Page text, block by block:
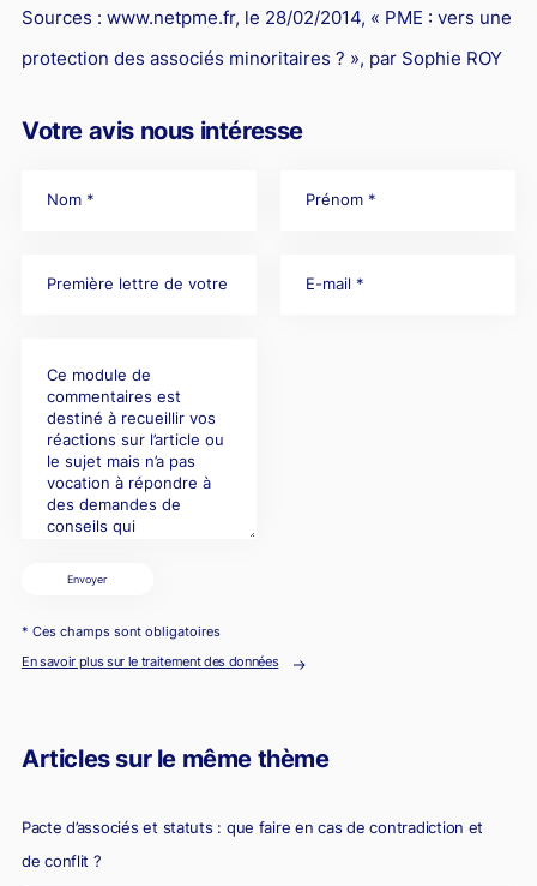
Sources : www.netpme.fr, le 28/02/2014, « PME : vers une
protection des associés minoritaires ? », par Sophie ROY
Votre avis nous intéresse
Envoyer
* Ces champs sont obligatoires
En savoir plus sur le traitement des données
Articles sur le même thème
Pacte d’associés et statuts : que faire en cas de contradiction et
de conflit ?